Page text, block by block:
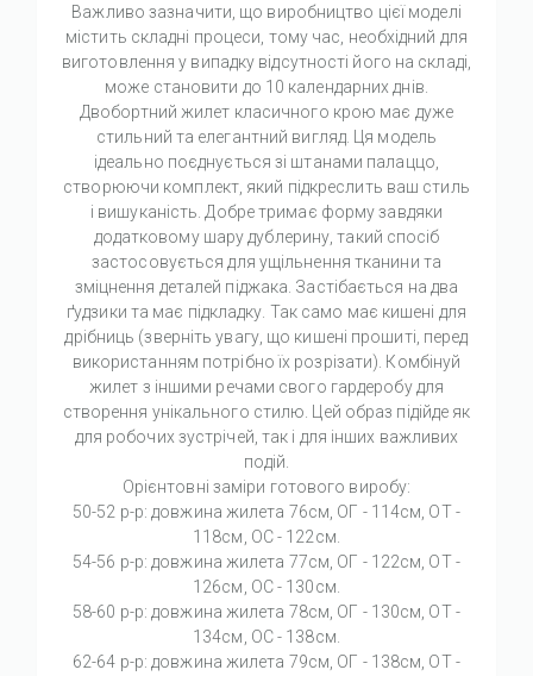
Важливо зазначити, що виробництво цієї моделі
містить складні процеси, тому час, необхідний для
виготовлення у випадку відсутності його на складі,
може становити до 10 календарних днів.
Двобортний жилет класичного крою має дуже
стильний та елегантний вигляд. Ця модель
ідеально поєднується зі штанами палаццо,
створюючи комплект, який підкреслить ваш стиль
і вишуканість. Добре тримає форму завдяки
додатковому шару дублерину, такий спосіб
застосовується для ущільнення тканини та
зміцнення деталей піджака. Застібається на два
ґудзики та має підкладку. Так само має кишені для
дрібниць (зверніть увагу, що кишені прошиті, перед
використанням потрібно їх розрізати). Комбінуй
жилет з іншими речами свого гардеробу для
створення унікального стилю. Цей образ підійде як
для робочих зустрічей, так і для інших важливих
подій.
Орієнтовні заміри готового виробу:
50-52 р-р: довжина жилета 76см, ОГ - 114см, ОТ -
118см, ОС - 122см.
54-56 р-р: довжина жилета 77см, ОГ - 122см, ОТ -
126см, ОС - 130см.
58-60 р-р: довжина жилета 78см, ОГ - 130см, ОТ -
134см, ОС - 138см.
62-64 р-р: довжина жилета 79см, ОГ - 138см, ОТ -